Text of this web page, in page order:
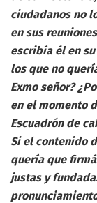
ciudadanos no
en sus
escribía él en
los que no
Exmo señor?
en el momento
Escuadrón de
Si el contenido
quería que
justas y